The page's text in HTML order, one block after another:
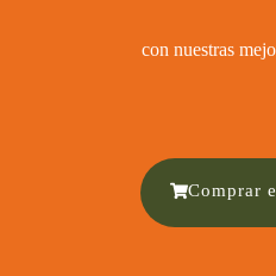
con nuestras
Comprar